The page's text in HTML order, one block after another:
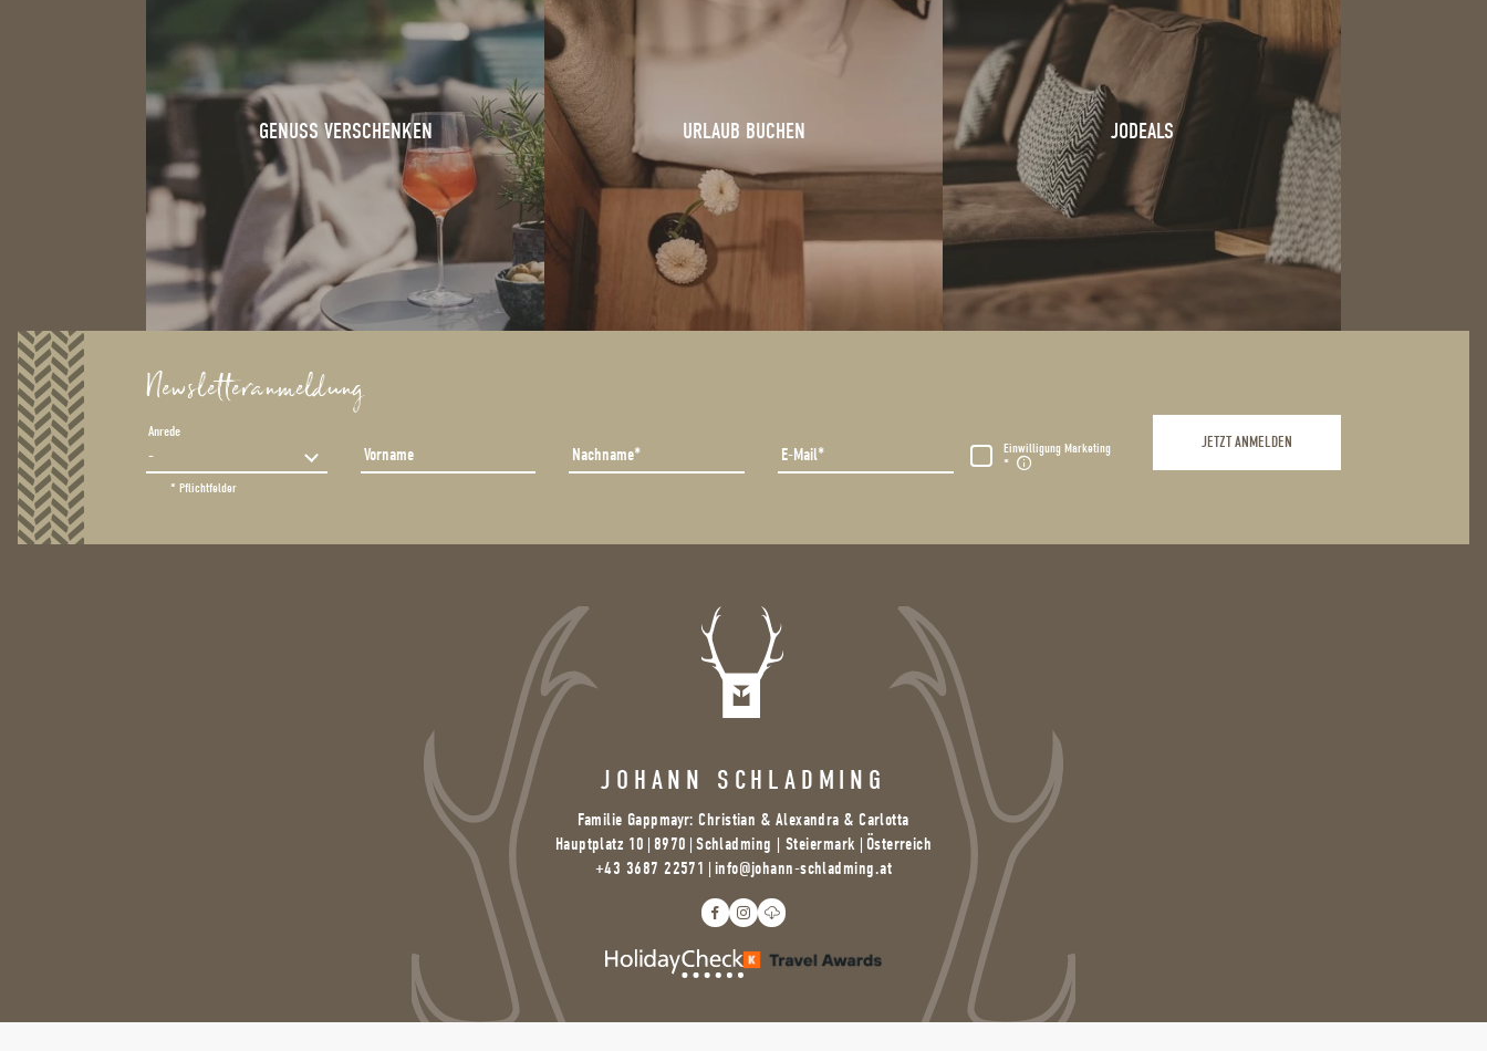
GENUSS VERSCHENKEN URLAUB BUCHEN JODEALS
Newsletteranmeldung
Anrede
Vorname Nachname E-Mail Einwilligung Marketing
* Pflichtfelder
JETZT ANMELDEN
JOHANN SCHLADMING
Familie Gappmayr: Christian & Alexandra & Carlotta
Hauptplatz 10 | 8970 | Schladming | Steiermark | Österreich
+43 3687 22571 | info@johann-schladming.at